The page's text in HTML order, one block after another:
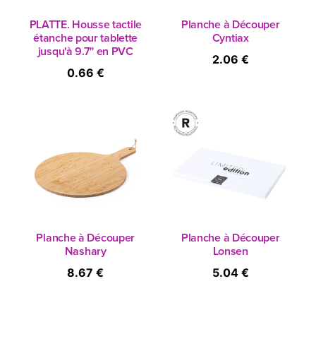
PLATTE. Housse tactile
étanche pour tablette
jusqu'à 9.7'' en PVC
0.66 €
Planche à Découper
Cyntiax
2.06 €
Planche à Découper
Nashary
8.67 €
Planche à Découper
Lonsen
5.04 €